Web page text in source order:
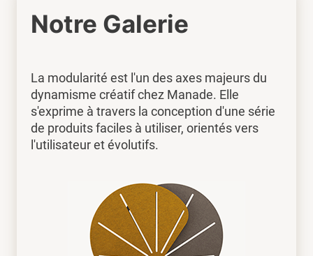
Notre Galerie
La modularité est l'un des axes majeurs du
dynamisme créatif chez Manade. Elle
s'exprime à travers la conception d'une série
de produits faciles à utiliser, orientés vers
l'utilisateur et évolutifs.